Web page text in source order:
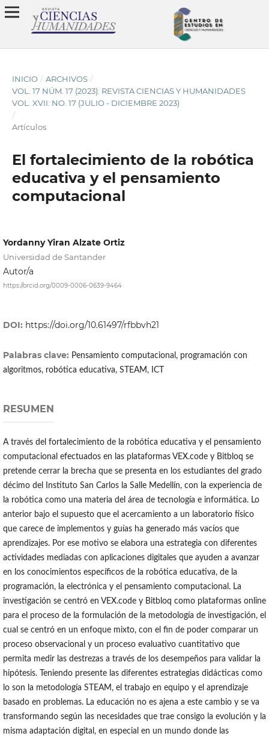
INICIO / ARCHIVOS /
VOL. 17 NÚM. 17 (2023): REVISTA CIENCIAS Y HUMANIDADES
VOL. XVII: NO. 17 (JULIO - DICIEMBRE 2023)
/
Artículos
El fortalecimiento de la robótica
educativa y el pensamiento
computacional
Yordanny Yiran Alzate Ortiz
Universidad de Santander
Autor/a
https://orcid.org/0009-0006-0639-9464
DOI: https://doi.org/10.61497/rfbbvh21
Palabras clave: Pensamiento computacional, programación con
algoritmos, robótica educativa, STEAM, ICT
RESUMEN
A través del fortalecimiento de la robótica educativa y el pensamiento
computacional efectuados en las plataformas VEX.code y Bitbloq se
pretende cerrar la brecha que se presenta en los estudiantes del grado
décimo del Instituto San Carlos la Salle Medellín, con la experiencia de
la robótica como una materia del área de tecnología e informática. Lo
anterior bajo el supuesto que el acercamiento a un laboratorio físico
que carece de implementos y guías ha generado más vacíos que
aprendizajes. Por ese motivo se elabora una estrategia con diferentes
actividades mediadas con aplicaciones digitales que ayuden a avanzar
en los conocimientos específicos de la robótica educativa, de la
programación, la electrónica y el pensamiento computacional. La
investigación se centró en VEX.code y Bitbloq como plataformas online
para el proceso de la formulación de la metodología de investigación, el
cual se centró en un enfoque mixto, con el fin de poder comparar un
proceso observacional y un proceso evaluativo cuantitativo que
permita medir las destrezas a través de los desempeños para validar la
hipótesis. Teniendo presente las diferentes estrategias didácticas como
lo son la metodología STEAM, el trabajo en equipo y el aprendizaje
basado en problemas. La educación no es ajena a este cambio y se va
transformando según las necesidades que trae consigo la evolución y la
misma adaptación digital, en especial en un mundo donde las